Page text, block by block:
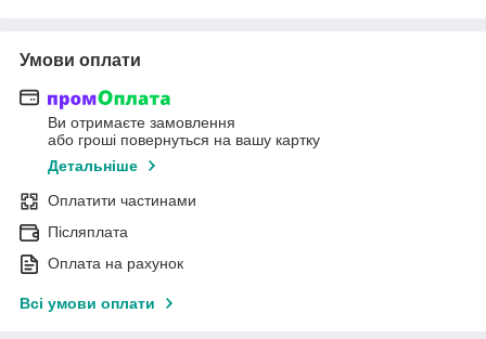
Умови оплати
Ви отримаєте замовлення
або гроші повернуться на вашу картку
Детальніше
Оплатити частинами
Післяплата
Оплата на рахунок
Всі умови оплати